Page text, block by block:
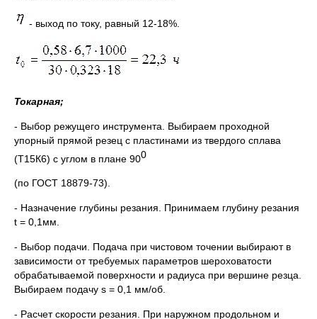
- выход по току, равный 12-18%.
Токарная;
- Выбор режущего инструмента. Выбираем проходной
упорный прямой резец с пластинами из твердого сплава
(Т15К6) с углом в плане 900
(по ГОСТ 18879-73).
- Назначение глубины резания. Принимаем глубину резания
t = 0,1мм.
- Выбор подачи. Подача при чистовом точении выбирают в
зависимости от требуемых параметров шероховатости
обрабатываемой поверхности и радиуса при вершине резца.
Выбираем подачу s = 0,1 мм/об.
- Расчет скорости резания. При наружном продольном и